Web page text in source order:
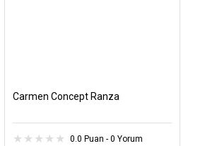
Carmen Concept Ranza
0.0 Puan - 0 Yorum